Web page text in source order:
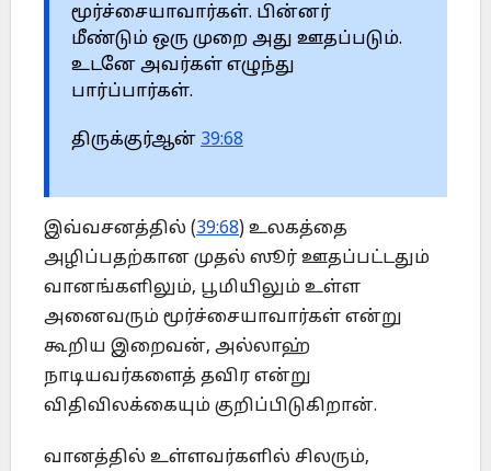
மூர்ச்சையாவார்கள். பின்னர்
மீண்டும் ஒரு முறை அது ஊதப்படும்.
உடனே அவர்கள் எழுந்து
பார்ப்பார்கள்.
திருக்குர்ஆன் 39:68
இவ்வசனத்தில் (39:68) உலகத்தை
அழிப்பதற்கான முதல் ஸூர் ஊதப்பட்டதும்
வானங்களிலும், பூமியிலும் உள்ள
அனைவரும் மூர்ச்சையாவார்கள் என்று
கூறிய இறைவன், அல்லாஹ்
நாடியவர்களைத் தவிர என்று
விதிவிலக்கையும் குறிப்பிடுகிறான்.
வானத்தில் உள்ளவர்களில் சிலரும்,